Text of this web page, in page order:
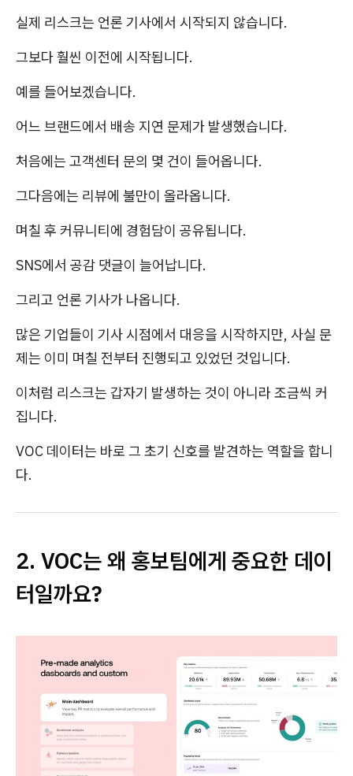
실제 리스크는 언론 기사에서 시작되지 않습니다.
그보다 훨씬 이전에 시작됩니다.
예를 들어보겠습니다.
어느 브랜드에서 배송 지연 문제가 발생했습니다.
처음에는 고객센터 문의 몇 건이 들어옵니다.
그다음에는 리뷰에 불만이 올라옵니다.
며칠 후 커뮤니티에 경험담이 공유됩니다.
SNS에서 공감 댓글이 늘어납니다.
그리고 언론 기사가 나옵니다.
많은 기업들이 기사 시점에서 대응을 시작하지만, 사실 문
제는 이미 며칠 전부터 진행되고 있었던 것입니다.
이처럼 리스크는 갑자기 발생하는 것이 아니라 조금씩 커
집니다.
VOC 데이터는 바로 그 초기 신호를 발견하는 역할을 합니
다.
2. VOC는 왜 홍보팀에게 중요한 데이
터일까요?